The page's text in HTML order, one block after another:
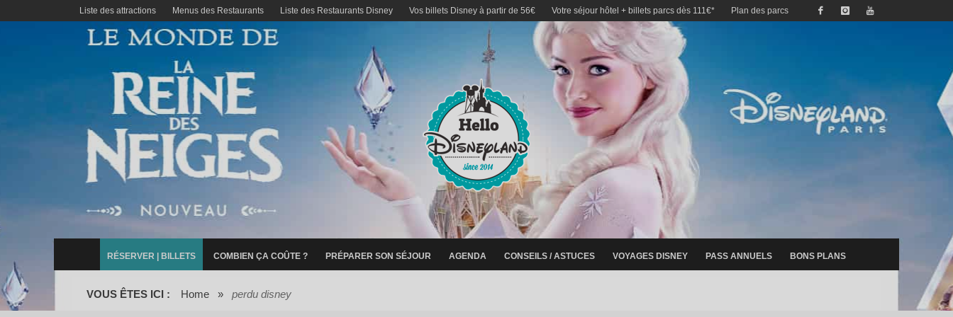
Liste des attractions Menus des Restaurants Liste des Restaurants Disney Vos billets Disney à partir de 56€ Votre séjour hôtel + billets parcs dès 111€* Plan des parcs
RÉSERVER | BILLETS COMBIEN ÇA COÛTE ? PRÉPARER SON SÉJOUR AGENDA CONSEILS / ASTUCES VOYAGES DISNEY PASS ANNUELS BONS PLANS
VOUS ÊTES ICI : Home » perdu disney